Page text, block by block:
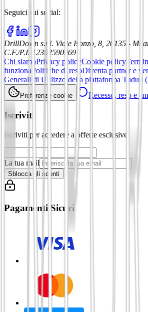
Seguici sui social:
DrillDown s.r.l. Viale Isonzo, 8, 20135 -
C.F./P.I. 12392590969
Chi siamoPrivacy policyCookie policy
funziona Politiche di resoDiventa partner e
Generali di Utilizzo della piattaforma Tuduu
Preferenze cookie Recesso, reso e
Iscriviti
Iscriviti per accedere a offerte esclusive
La tua mail
Sblocca gli sconti
Pagamenti Sicuri